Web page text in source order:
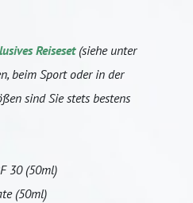
Reiseset(siehe unter
beim Sport oder in der
sind Sie stets bestens
30 (50ml)
(50ml)